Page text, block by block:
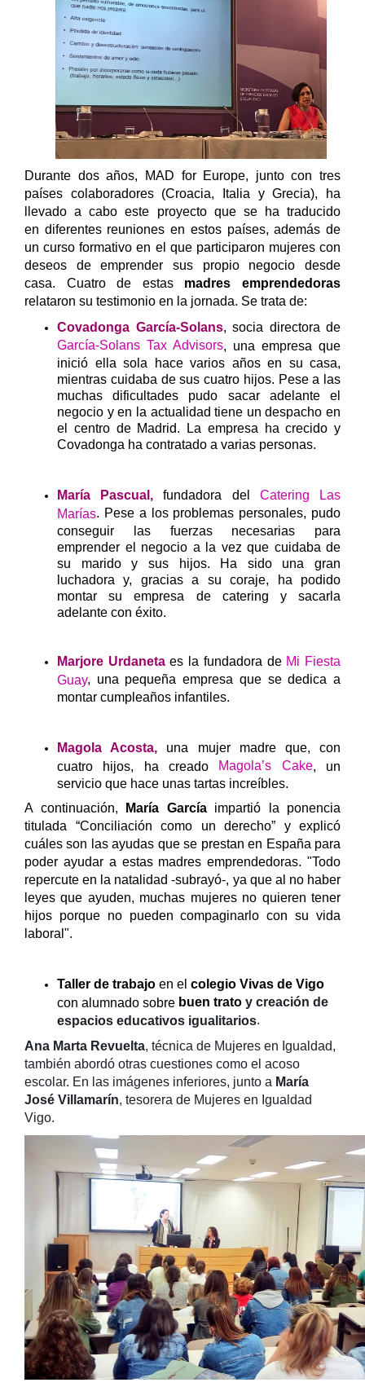
Durante dos años, MAD for Europe, junto con tres
países colaboradores (Croacia, Italia y Grecia), ha
llevado a cabo este proyecto que se ha traducido
en diferentes reuniones en estos países, además de
un curso formativo en el que participaron mujeres con
deseos de emprender sus propio negocio desde
casa. Cuatro de estas madres emprendedoras
relataron su testimonio en la jornada. Se trata de:
Covadonga García-Solans, socia directora de
García-Solans Tax Advisors , una empresa que
inició ella sola hace varios años en su casa,
mientras cuidaba de sus cuatro hijos. Pese a las
muchas dificultades pudo sacar adelante el
negocio y en la actualidad tiene un despacho en
el centro de Madrid. La empresa ha crecido y
Covadonga ha contratado a varias personas.
María Pascual, fundadora del Catering Las
Marías. Pese a los problemas personales, pudo
conseguir las fuerzas necesarias para
emprender el negocio a la vez que cuidaba de
su marido y sus hijos. Ha sido una gran
luchadora y, gracias a su coraje, ha podido
montar su empresa de catering y sacarla
adelante con éxito.
Marjore Urdanetaes la fundadora de Mi Fiesta
Guay, una pequeña empresa que se dedica a
montar cumpleaños infantiles.
Magola Acosta, una mujer madre que, con
cuatro hijos, ha creado Magola’s Cake, un
servicio que hace unas tartas increíbles.
A continuación, María Garcíaimpartió la ponencia
titulada “Conciliación como un derecho” y explicó
cuáles son las ayudas que se prestan en España para
poder ayudar a estas madres emprendedoras. "Todo
repercute en la natalidad -subrayó-, ya que al no haber
leyes que ayuden, muchas mujeres no quieren tener
hijos porque no pueden compaginarlo con su vida
laboral".
Taller de trabajo en el colegio Vivas de Vigo
con alumnado sobre buen trato y creación de
espacios educativos igualitarios.
Ana Marta Revuelta, técnica de Mujeres en Igualdad,
también abordó otras cuestiones como el acoso
escolar. En las imágenes inferiores, junto a María
José Villamarín, tesorera de Mujeres en Igualdad
Vigo.